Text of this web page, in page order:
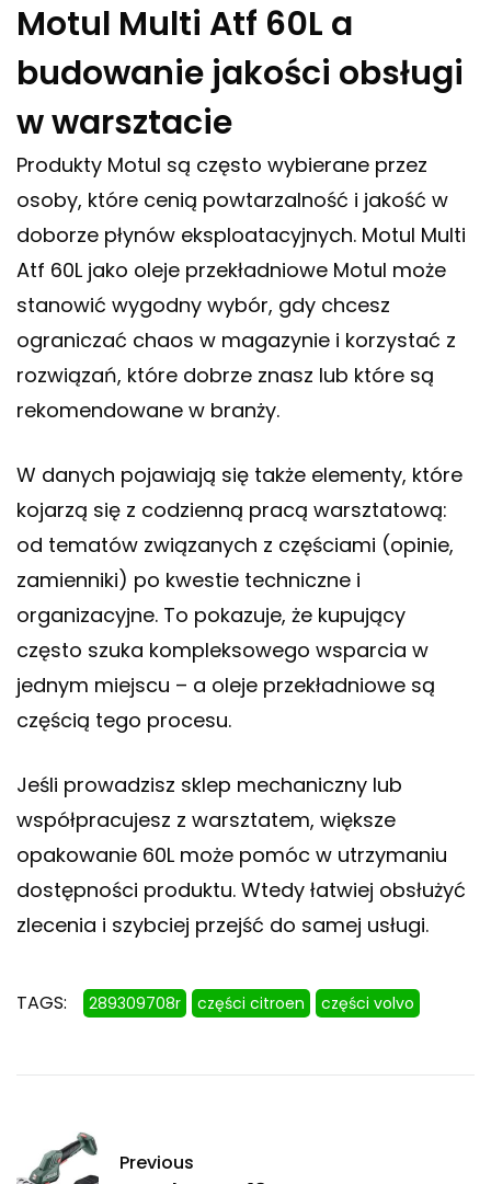
Motul Multi Atf 60L a
budowanie jakości obsługi
w warsztacie
Produkty Motul są często wybierane przez
osoby, które cenią powtarzalność i jakość w
doborze płynów eksploatacyjnych. Motul Multi
Atf 60L jako oleje przekładniowe Motul może
stanowić wygodny wybór, gdy chcesz
ograniczać chaos w magazynie i korzystać z
rozwiązań, które dobrze znasz lub które są
rekomendowane w branży.
W danych pojawiają się także elementy, które
kojarzą się z codzienną pracą warsztatową:
od tematów związanych z częściami (opinie,
zamienniki) po kwestie techniczne i
organizacyjne. To pokazuje, że kupujący
często szuka kompleksowego wsparcia w
jednym miejscu – a oleje przekładniowe są
częścią tego procesu.
Jeśli prowadzisz sklep mechaniczny lub
współpracujesz z warsztatem, większe
opakowanie 60L może pomóc w utrzymaniu
dostępności produktu. Wtedy łatwiej obsłużyć
zlecenia i szybciej przejść do samej usługi.
TAGS: 289309708r części citroen części volvo
Previous